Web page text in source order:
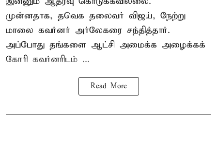
முன்னதாக, தவெக தலைவர் விஜய், நேற்று
மாலை கவர்னர் அர்லேகரை சந்தித்தார்.
அப்போது தங்களை ஆட்சி அமைக்க அழைக்கக்
கோரி கவர்னரிடம் ...
Read More